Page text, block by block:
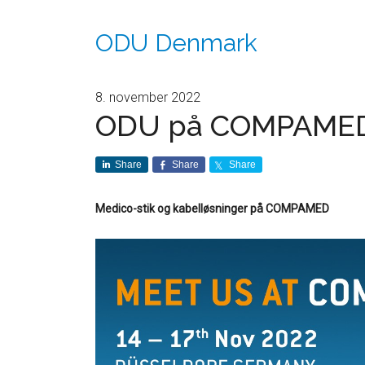
ODU Denmark
8. november 2022
ODU på
Share Share Share
Medico-stik og kabelløsninger på COMPAMED